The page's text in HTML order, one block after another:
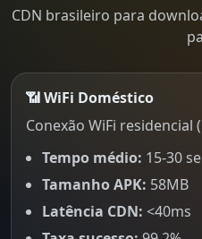
CDN brasileiro para
📶 WiFi Doméstico
Conexão WiFi residencial
Tempo médio: 15-30
Tamanho APK: 58MB
Latência CDN: <40ms